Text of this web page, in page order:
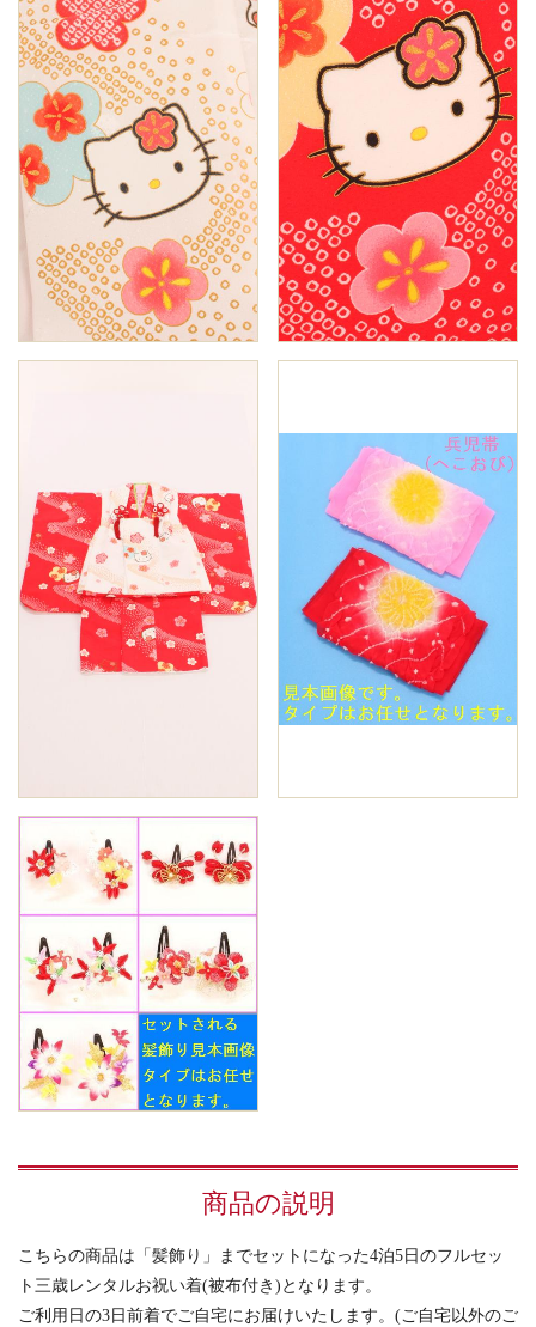
商品の説明
こちらの商品は「髪飾り」までセットになった4泊5日のフルセッ
ト三歳レンタルお祝い着(被布付き)となります。
ご利用日の3日前着でご自宅にお届けいたします。(ご自宅以外のご